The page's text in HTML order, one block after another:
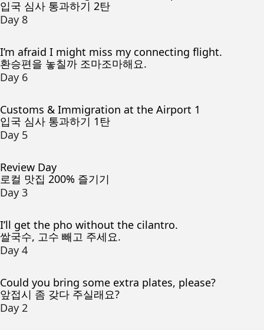
입국 심사 통과하기 2탄
Day 8
I’m afraid I might miss my connecting flight.
환승편을 놓칠까 조마조마해요.
Day 6
Customs & Immigration at the Airport 1
입국 심사 통과하기 1탄
Day 5
Review Day
로컬 맛집 200% 즐기기
Day 3
I’ll get the pho without the cilantro.
쌀국수, 고수 빼고 주세요.
Day 4
Could you bring some extra plates, please?
앞접시 좀 갖다 주실래요?
Day 2